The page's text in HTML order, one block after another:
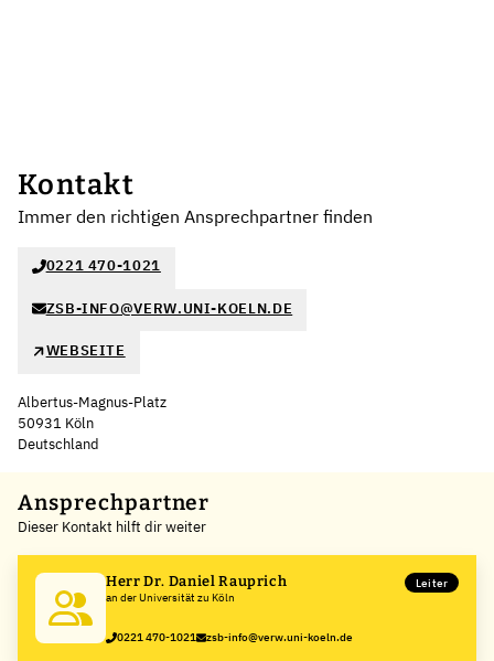
Kontakt
Immer den richtigen Ansprechpartner finden
0221 470-1021
ZSB-INFO@VERW.UNI-KOELN.DE
WEBSEITE
Albertus-Magnus-Platz
50931 Köln
Deutschland
+
−
Ansprechpartner
Dieser Kontakt hilft dir weiter
Herr Dr. Daniel Rauprich
an der Universität zu Köln
Leiter
0221 470-1021 zsb-info@verw.uni-koeln.de